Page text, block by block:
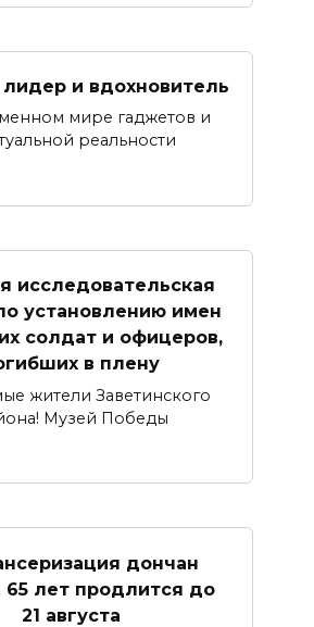
лидер и вдохновитель
мире гаджетов и
реальности
исследовательская
установлению имен
солдат и офицеров,
в плену
жители Заветинского
Музей Победы
дончан
65 лет продлится до
21 августа